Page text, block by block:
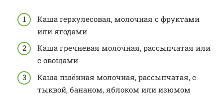
Каша геркулесовая, молочная с фруктами
или ягодами
Каша гречневая молочная, рассыпчатая или
с овощами
Каша пшённая молочная, рассыпчатая, с
тыквой, бананом, яблоком или изюмом